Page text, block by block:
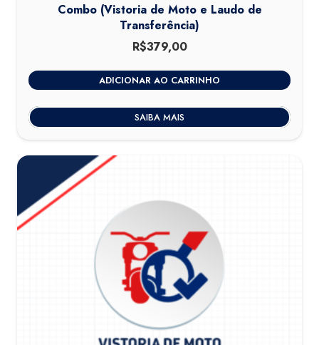
Combo (Vistoria de Moto e Laudo de
Transferência)
R$379,00
ADICIONAR AO CARRINHO
SAIBA MAIS